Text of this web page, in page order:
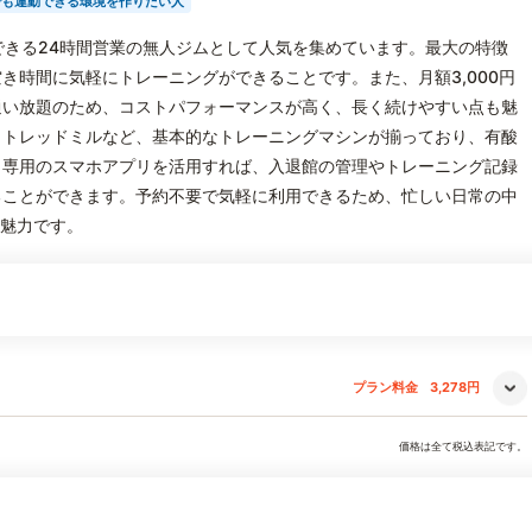
る24時間営業の無人ジムとして人気を集めています。最大の特徴
時間に気軽にトレーニングができることです。また、月額3,000円
放題のため、コストパフォーマンスが高く、長く続けやすい点も魅
レッドミルなど、基本的なトレーニングマシンが揃っており、有酸
用のスマホアプリを活用すれば、入退館の管理やトレーニング記録
とができます。予約不要で気軽に利用できるため、忙しい日常の中
力です。
プラン料金 3,278円
価格は全て税込表記です。